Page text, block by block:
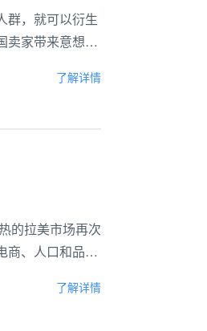
群，就可以衍生
卖家带来意想不
了解详情
的拉美市场再次
商、人口和品类
了解详情